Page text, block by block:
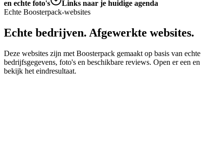
en echte foto's
Links naar je huidige agenda
Echte Boosterpack-websites
Echte bedrijven. Afgewerkte websites.
Deze websites zijn met Boosterpack gemaakt op basis van echte
bedrijfsgegevens, foto's en beschikbare reviews. Open er een en
bekijk het eindresultaat.